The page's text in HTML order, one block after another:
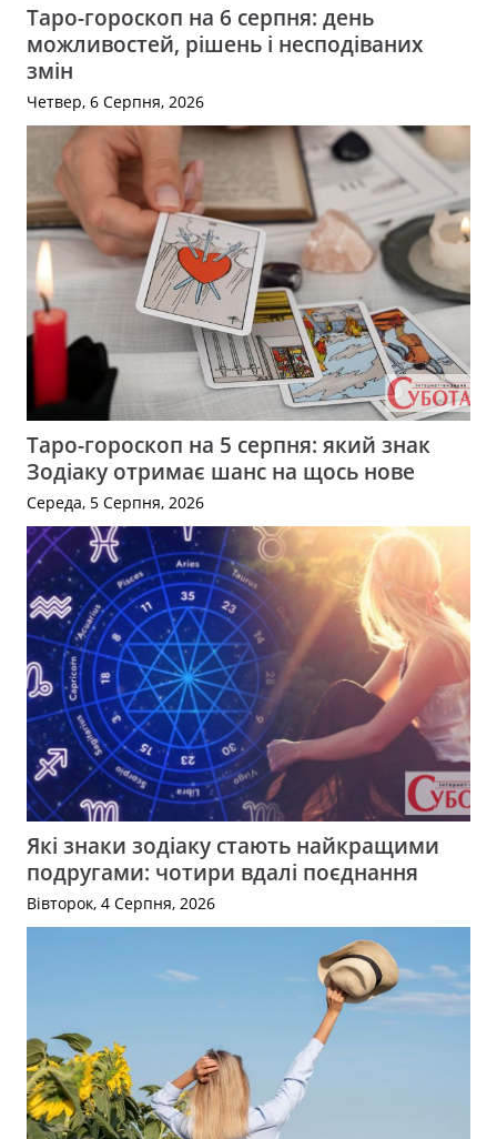
Таро-гороскоп на 6 серпня: день
можливостей, рішень і несподіваних
змін
Четвер, 6 Серпня, 2026
Таро-гороскоп на 5 серпня: який знак
Зодіаку отримає шанс на щось нове
Середа, 5 Серпня, 2026
Які знаки зодіаку стають найкращими
подругами: чотири вдалі поєднання
Вівторок, 4 Серпня, 2026